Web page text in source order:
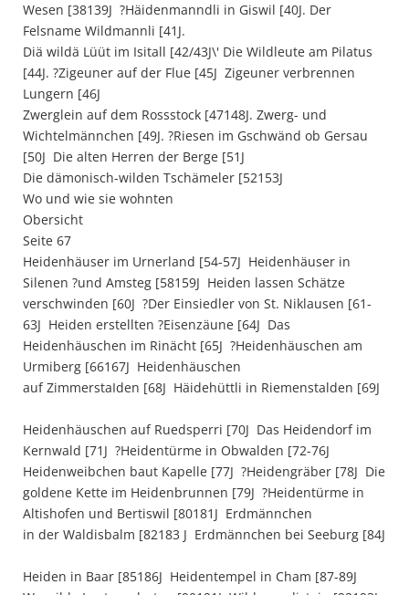
Wesen [38139J  ?Häidenmanndli in Giswil [40J. Der
Felsname Wildmannli [41J.
Diä wildä Lüüt im Isitall [42/43J\' Die Wildleute am Pilatus
[44J. ?Zigeuner auf der Flue [45J  Zigeuner verbrennen
Lungern [46J 
Zwerglein auf dem Rossstock [47148J. Zwerg- und
Wichtelmännchen [49J. ?Riesen im Gschwänd ob Gersau
[50J  Die alten Herren der Berge [51J 
Die dämonisch-wilden Tschämeler [52153J
Wo und wie sie wohnten
Obersicht
Seite 67
Heidenhäuser im Urnerland [54-57J  Heidenhäuser in
Silenen ?und Amsteg [58159J  Heiden lassen Schätze
verschwinden [60J  ?Der Einsiedler von St. Niklausen [61-
63J  Heiden erstellten ?Eisenzäune [64J  Das
Heidenhäuschen im Rinächt [65J  ?Heidenhäuschen am
Urmiberg [66167J  Heidenhäuschen
auf ZimmerstaIden [68J  Häidehüttli in Riemenstalden [69J 
Heidenhäuschen auf Ruedsperri [70J  Das Heidendorf im
Kernwald [71J  ?Heidentürme in Obwalden [72-76J 
Heidenweibchen baut Kapelle [77J  ?Heidengräber [78J  Die
goldene Kette im Heidenbrunnen [79J  ?Heidentürme in
Altishofen und Bertiswil [80181J  Erdmännchen
in der Waldisbalm [82183 J  Erdmännchen bei Seeburg [84J
Heiden in Baar [85186J  Heidentempel in Cham [87-89J 